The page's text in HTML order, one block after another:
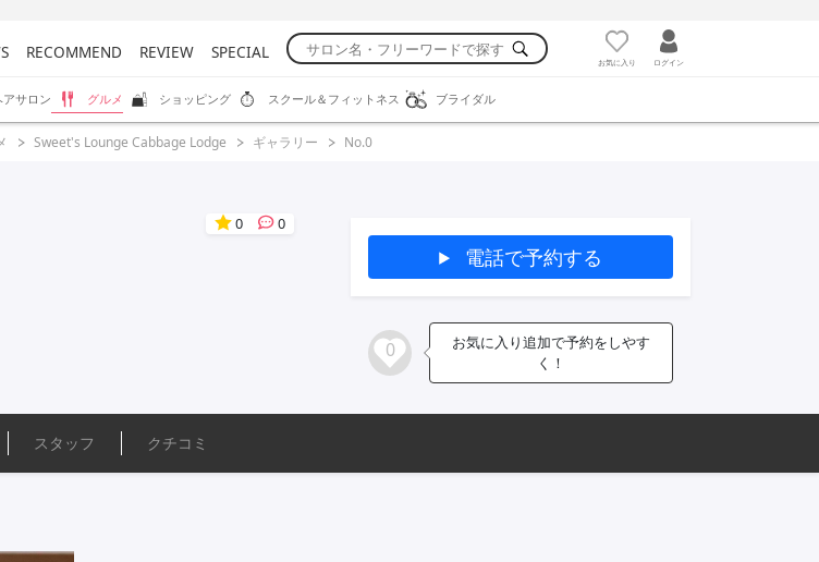
RECOMMEND REVIEW SPECIAL お気に入り ログイン
アサロン グルメ ショッピング スクール＆フィットネス ブライダル
Sweet's Lounge Cabbage Lodge ギャラリー No.0
0 0
電話で予約する
0
お気に入り追加で予約をしやす
く！
スタッフ クチコミ